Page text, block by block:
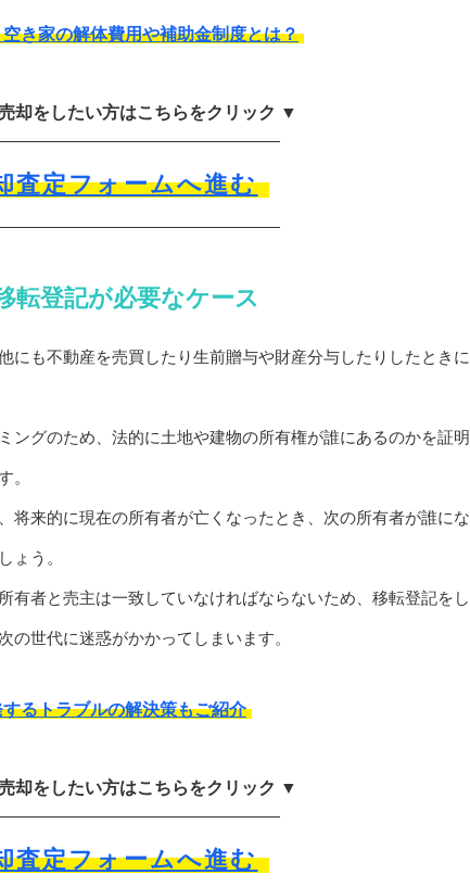
き家の解体費用や補助金制度とは？
却をしたい方はこちらをクリック ▼
査定フォームへ進む
転登記が必要なケース
にも不動産を売買したり生前贈与や財産分与したりしたときに
ングのため、法的に土地や建物の所有権が誰にあるのかを証明
。
将来的に現在の所有者が亡くなったとき、次の所有者が誰にな
ょう。
有者と売主は一致していなければならないため、移転登記をし
の世代に迷惑がかかってしまいます。
るトラブルの解決策もご紹介
却をしたい方はこちらをクリック ▼
査定フォームへ進む